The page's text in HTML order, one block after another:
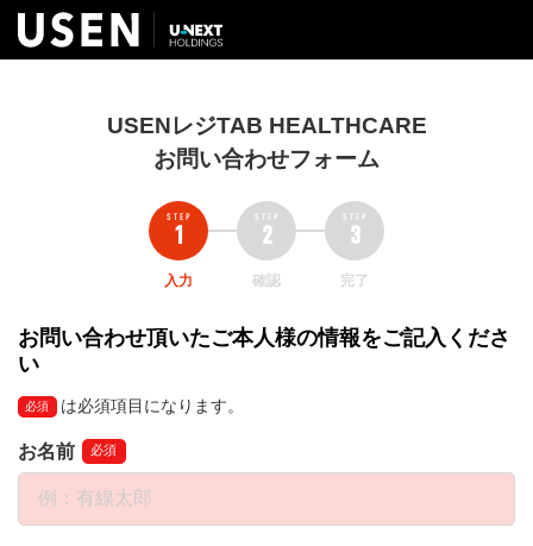
USENレジTAB HEALTHCARE
お問い合わせフォーム
入力 確認 完了
お問い合わせ頂いたご本人様の情報をご記入くださ
い
必須 は必須項目になります。
お名前 必須